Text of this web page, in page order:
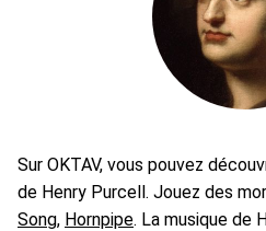
Sur OKTAV, vous pouvez
de Henry Purcell. Jouez des
Song, Hornpipe. La musique de